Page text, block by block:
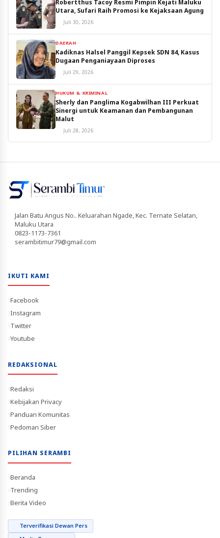
Robertthus Tacoy Resmi Pimpin Kejati Maluku
Utara, Sufari Raih Promosi ke Kejaksaan Agung
Juli 30, 2026
DAERAH
Kadiknas Halsel Panggil Kepsek SDN 84, Kasus
Dugaan Penganiayaan Diproses
Juli 29, 2026
HUKUM & KRIMINAL
Sherly dan Panglima Kogabwilhan III Perkuat
Sinergi untuk Keamanan dan Pembangunan
Malut
Juli 28, 2026
Jalan Batu Angus No.. Keluarahan Ngade, Kec. Ternate Selatan,
Maluku Utara
0823-1173-7361
serambitimur79@gmail.com
IKUTI KAMI
Facebook
Instagram
Twitter
Youtube
REDAKSIONAL
Redaksi
Kebijakan Privacy
Panduan Komunitas
Pedoman Siber
PILIHAN SERAMBI
Beranda
Trending
Berita Video
Terverifikasi Dewan Pers